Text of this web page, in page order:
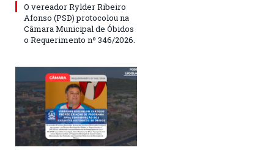
O vereador Rylder Ribeiro
Afonso (PSD) protocolou na
Câmara Municipal de Óbidos
o Requerimento nº 346/2026.